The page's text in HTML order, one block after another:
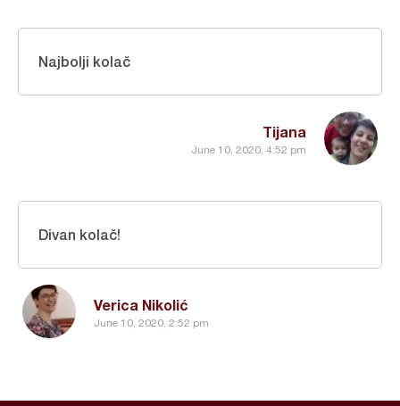
Tijana
June 10, 2020, 4:52 pm
Najbolji kolač
Verica Nikolić
June 10, 2020, 2:52 pm
Divan kolač!